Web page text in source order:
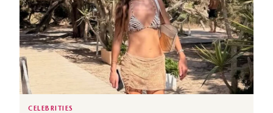
CELEBRITIES